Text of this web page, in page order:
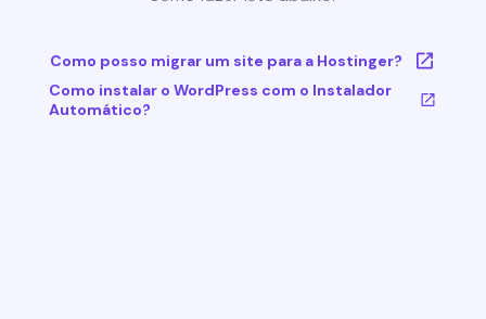
Como posso migrar um site para a Hostinger?
Como instalar o WordPress com o Instalador
Automático?